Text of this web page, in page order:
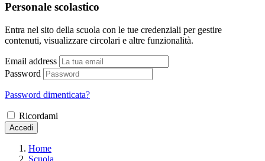
Personale scolastico
Entra nel sito della scuola con le tue credenziali per gestire
contenuti, visualizzare circolari e altre funzionalità.
Email address
Password
Password dimenticata?
Ricordami
Accedi
Home
Scuola